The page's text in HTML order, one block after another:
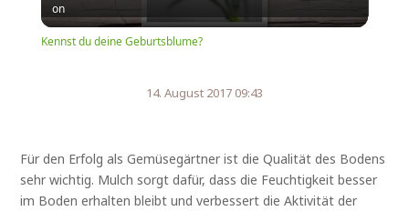
Video
on
Kennst du deine Geburtsblume?
14. August 2017 09:43
Für den Erfolg als Gemüsegärtner ist die Qualität des Bodens
sehr wichtig. Mulch sorgt dafür, dass die Feuchtigkeit besser
im Boden erhalten bleibt und verbessert die Aktivität der